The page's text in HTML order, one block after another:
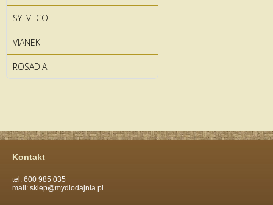
SYLVECO
VIANEK
ROSADIA
Kontakt
tel: 600 985 035
mail: sklep@mydlodajnia.pl